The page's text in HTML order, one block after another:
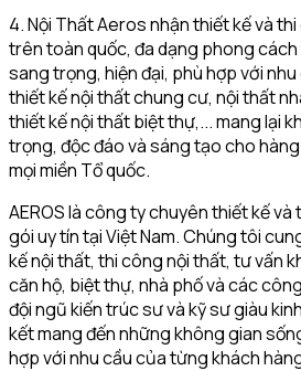
4. Nội Thất Aeros nhận thiết kế và
trên toàn quốc, đa dạng phong
sang trọng, hiện đại, phù hợp với
thiết kế nội thất chung cư, nội thất
thiết kế nội thất biệt thự,... mang lại
trọng, độc đáo và sáng tạo cho
mọi miền Tổ quốc.
AEROS là công ty chuyên thiết kế
gói uy tín tại Việt Nam. Chúng tôi
kế nội thất, thi công nội thất, tư vấn
căn hộ, biệt thự, nhà phố và các
đội ngũ kiến trúc sư và kỹ sư giàu
kết mang đến những không gian
hợp với nhu cầu của từng khách